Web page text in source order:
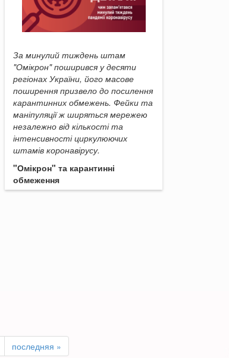
За минулий тиждень штам
"Омікрон" поширився у десяти
регіонах України, його масове
поширення призвело до посилення
карантинних обмежень. Фейки та
маніпуляції ж ширяться мережею
незалежно від кількості та
інтенсивності циркулюючих
штамів коронавірусу.
"Омікрон" та карантинні
обмеження
последняя »